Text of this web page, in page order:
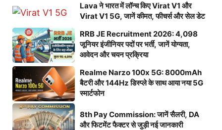
Lava ने भारत में लॉन्च किए Virat V1 और
Virat V1 5G, जानें कीमत, फीचर्स और सेल डेट
RRB JE Recruitment 2026: 4,098
जूनियर इंजीनियर पदों पर भर्ती, जानें योग्यता,
आवेदन और चयन प्रक्रिया
Realme Narzo 100x 5G: 8000mAh
बैटरी और 144Hz डिस्प्ले के साथ आया नया 5G
स्मार्टफोन
8th Pay Commission: जानें सैलरी, DA
और फिटमेंट फैक्टर से जुड़ी नई जानकारी